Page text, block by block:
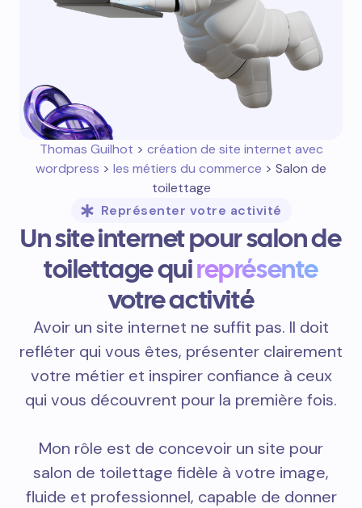
Thomas Guilhot > création de site internet avec
wordpress > les métiers du commerce > Salon de
toilettage
Représenter votre activité
Un site internet pour salon de
toilettage quireprésente
votre activité
Avoir un site internet ne suffit pas. Il doit
refléter qui vous êtes, présenter clairement
votre métier et inspirer confiance à ceux
qui vous découvrent pour la première fois.
Mon rôle est de concevoir un site pour
salon de toilettage fidèle à votre image,
fluide et professionnel, capable de donner